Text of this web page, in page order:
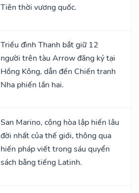
Tiên thời vương quốc.
Triều đình Thanh bắt giữ 12
người trên tàu Arrow đăng ký tại
Hồng Kông, dẫn đến Chiến tranh
Nha phiến lần hai.
San Marino, cộng hòa lập hiến lâu
đời nhất của thế giới, thông qua
hiến pháp viết trong sáu quyển
sách bằng tiếng Latinh.